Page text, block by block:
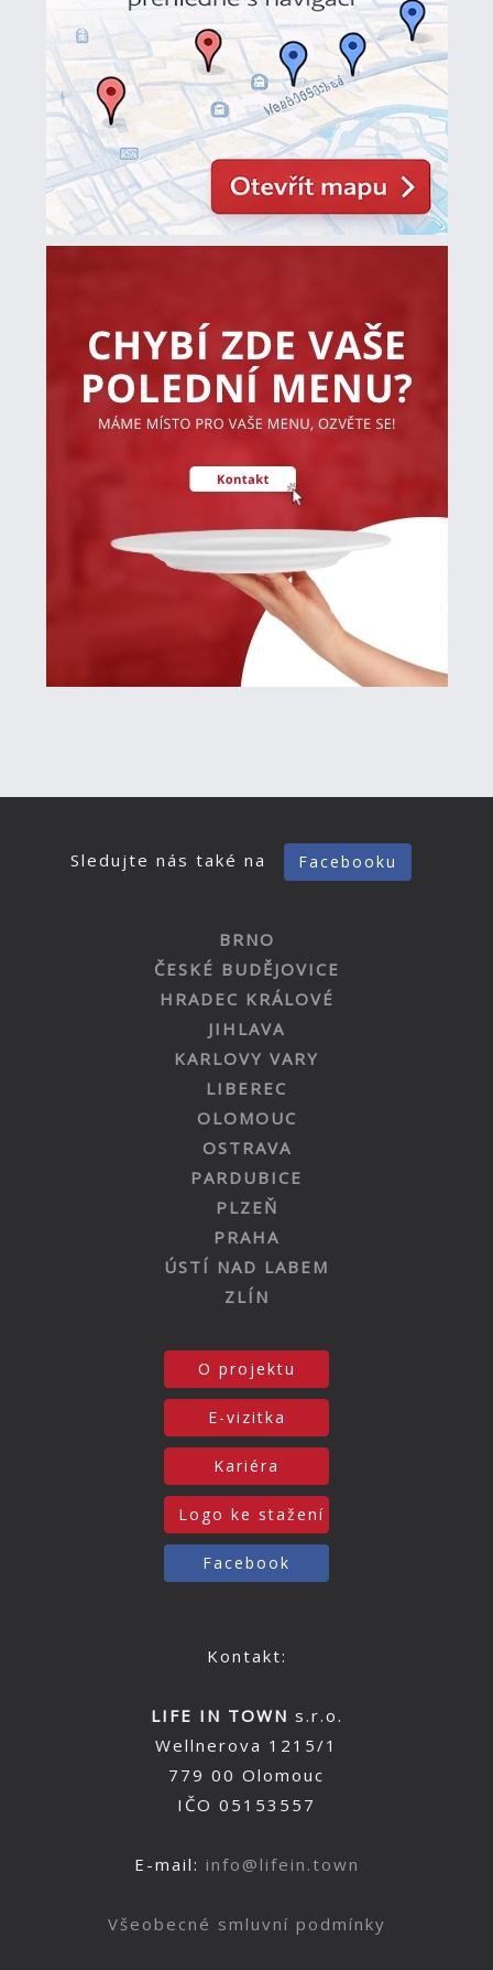
Sledujte nás také na Facebooku
BRNO
ČESKÉ BUDĚJOVICE
HRADEC KRÁLOVÉ
JIHLAVA
KARLOVY VARY
LIBEREC
OLOMOUC
OSTRAVA
PARDUBICE
PLZEŇ
PRAHA
ÚSTÍ NAD LABEM
ZLÍN
O projektu
E-vizitka
Kariéra
Logo ke stažení
Facebook
Kontakt:
LIFE IN TOWN s.r.o.
Wellnerova 1215/1
779 00 Olomouc
IČO 05153557
E-mail: info@lifein.town
Všeobecné smluvní podmínky